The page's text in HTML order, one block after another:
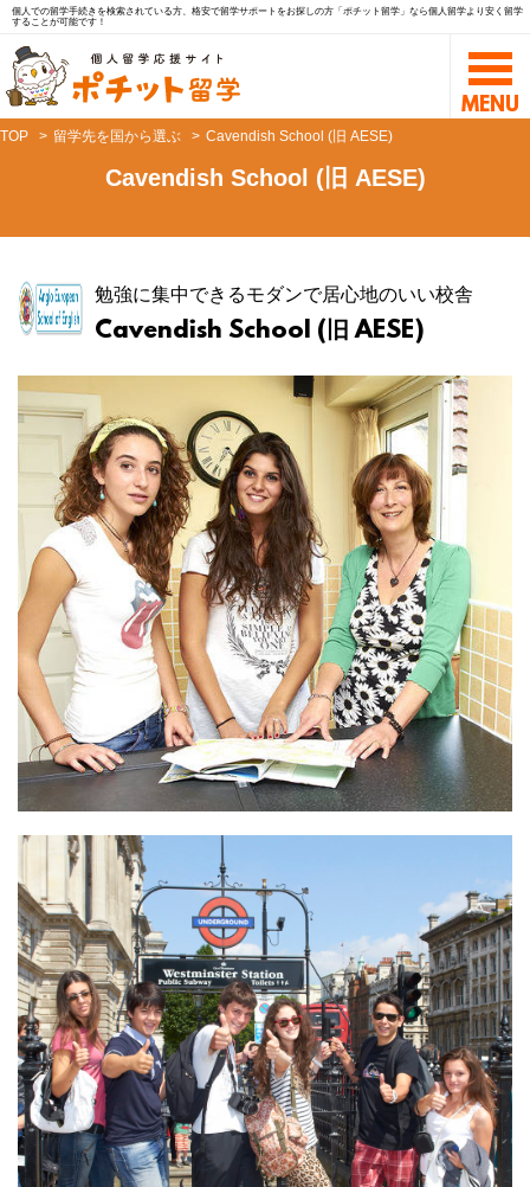
個人での留学手続きを検索されている方、格安で留学サポートをお探しの方「ポチット留学」なら個人留学より安く留学
することが可能です！
TOP 留学先を国から選ぶ Cavendish School (旧 AESE)
Cavendish School (旧 AESE)
勉強に集中できるモダンで居心地のいい校舎
Cavendish School (旧 AESE)